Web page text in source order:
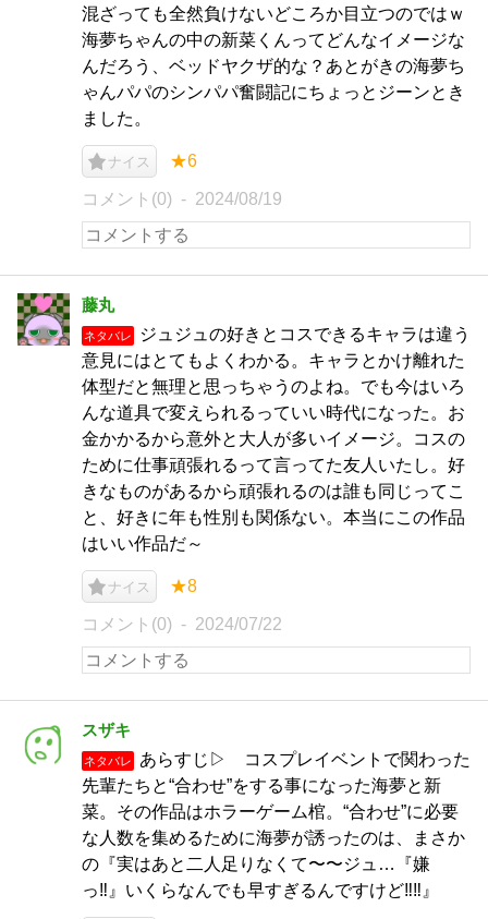
混ざっても全然負けないどころか目立つのではｗ
海夢ちゃんの中の新菜くんってどんなイメージな
んだろう、ベッドヤクザ的な？あとがきの海夢ち
ゃんパパのシンパパ奮闘記にちょっとジーンとき
ました。
ナイス ★6
コメント(0) 2024/08/19
藤丸
ネタバレ
ジュジュの好きとコスできるキャラは違う
意見にはとてもよくわかる。キャラとかけ離れた
体型だと無理と思っちゃうのよね。でも今はいろ
んな道具で変えられるっていい時代になった。お
金かかるから意外と大人が多いイメージ。コスの
ために仕事頑張れるって言ってた友人いたし。好
きなものがあるから頑張れるのは誰も同じってこ
と、好きに年も性別も関係ない。本当にこの作品
はいい作品だ～
ナイス ★8
コメント(0) 2024/07/22
スザキ
ネタバレ
あらすじ▷ コスプレイベントで関わった
先輩たちと“合わせ”をする事になった海夢と新
菜。その作品はホラーゲーム棺。“合わせ”に必要
な人数を集めるために海夢が誘ったのは、まさか
の『実はあと二人足りなくて〜〜ジュ…『嫌
っ‼︎』いくらなんでも早すぎるんですけど‼︎‼︎』